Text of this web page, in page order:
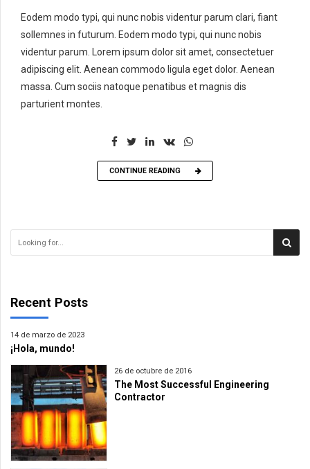
Eodem modo typi, qui nunc nobis videntur parum clari, fiant
sollemnes in futurum. Eodem modo typi, qui nunc nobis
videntur parum. Lorem ipsum dolor sit amet, consectetuer
adipiscing elit. Aenean commodo ligula eget dolor. Aenean
massa. Cum sociis natoque penatibus et magnis dis
parturient montes.
CONTINUE READING
Recent Posts
14 de marzo de 2023
¡Hola, mundo!
26 de octubre de 2016
The Most Successful Engineering
Contractor